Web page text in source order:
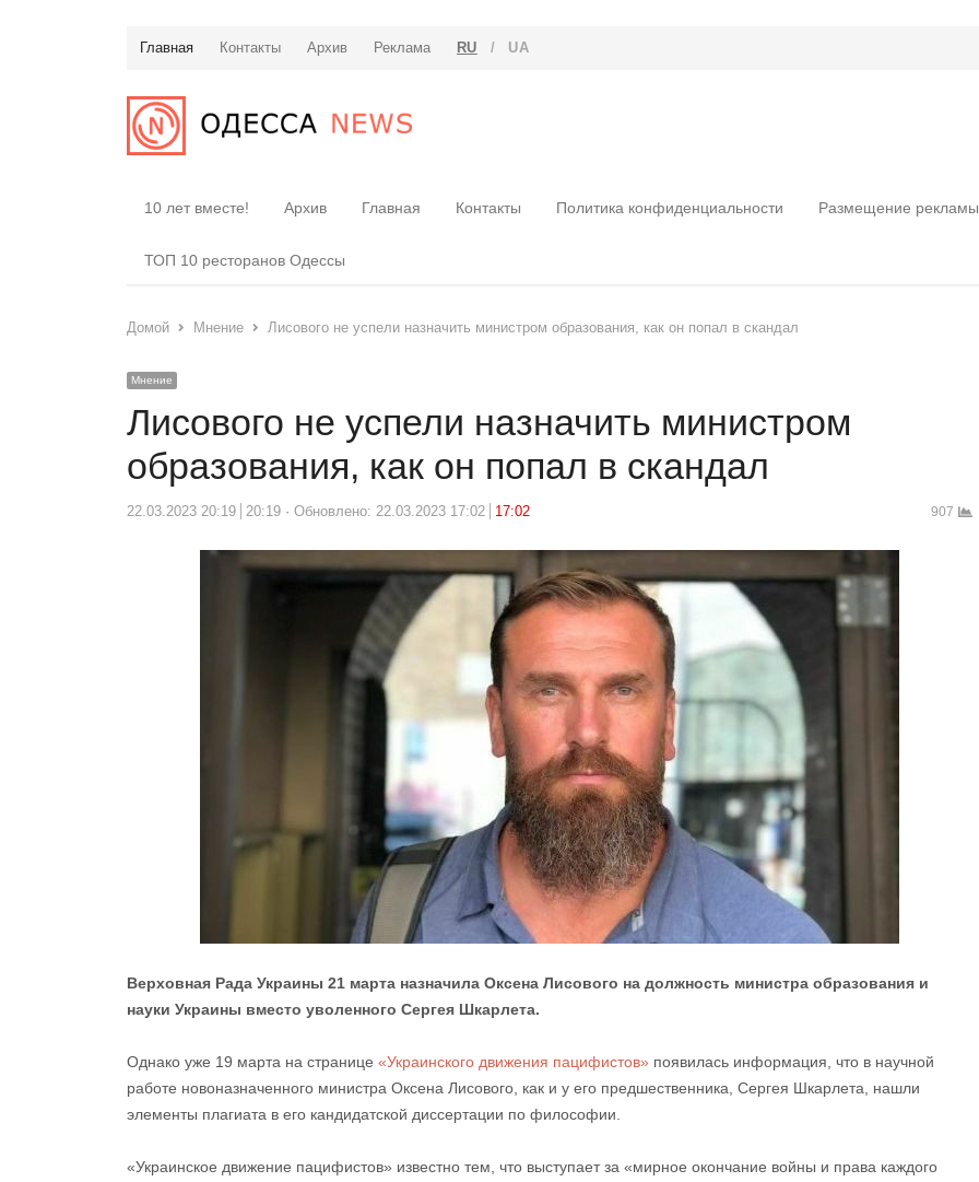
Главная Контакты Архив Реклама RU / UA
10 лет вместе! Архив Главная Контакты Политика конфиденциальности Размещение рекламы
ТОП 10 ресторанов Одессы
Домой Мнение Лисового не успели назначить министром образования, как он попал в скандал
Мнение
Лисового не успели назначить министром
образования, как он попал в скандал
22.03.2023 20:19 20:19 Обновлено: 22.03.2023 17:02 17:02 907
Верховная Рада Украины 21 марта назначила Оксена Лисового на должность министра образования и
науки Украины вместо уволенного Сергея Шкарлета.
Однако уже 19 марта на странице «Украинского движения пацифистов» появилась информация, что в научной
работе новоназначенного министра Оксена Лисового, как и у его предшественника, Сергея Шкарлета, нашли
элементы плагиата в его кандидатской диссертации по философии.
«Украинское движение пацифистов» известно тем, что выступает за «мирное окончание войны и права каждого